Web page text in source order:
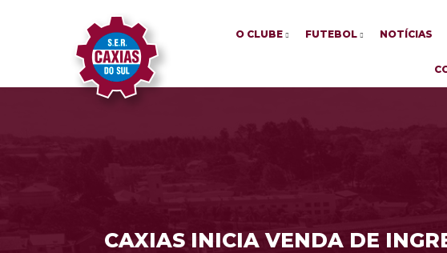
O CLUBE FUTEBOL NOTÍCIAS
CAXIAS INICIA VENDA DE